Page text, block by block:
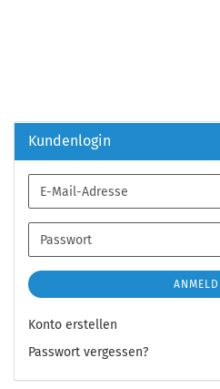
Kundenlogin
E-
Mail-
Adresse
Passwort
Konto erstellen
Passwort vergessen?